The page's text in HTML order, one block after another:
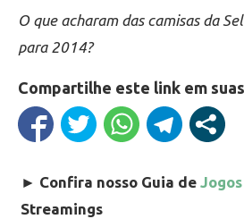
O que acharam das camisas da
para 2014?
Compartilhe este link em
► Confira nosso Guia de
Streamings